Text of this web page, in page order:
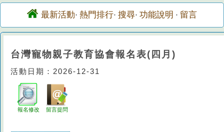
最新活動· 熱門排行· 搜尋· 功能說明 · 留言
台灣寵物親子教育協會報名表(四月)
活動日期：2026-12-31
報名修改 留言提問